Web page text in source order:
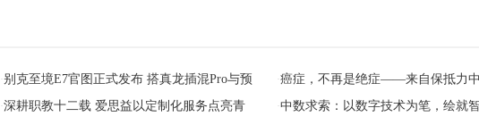
·别克至境E7官图正式发布 搭真龙插混Pro与预 ·癌症，不再是绝症——来自保抵力
·深耕职教十二载 爱思益以定制化服务点亮青 ·中数求索：以数字技术为笔，绘就